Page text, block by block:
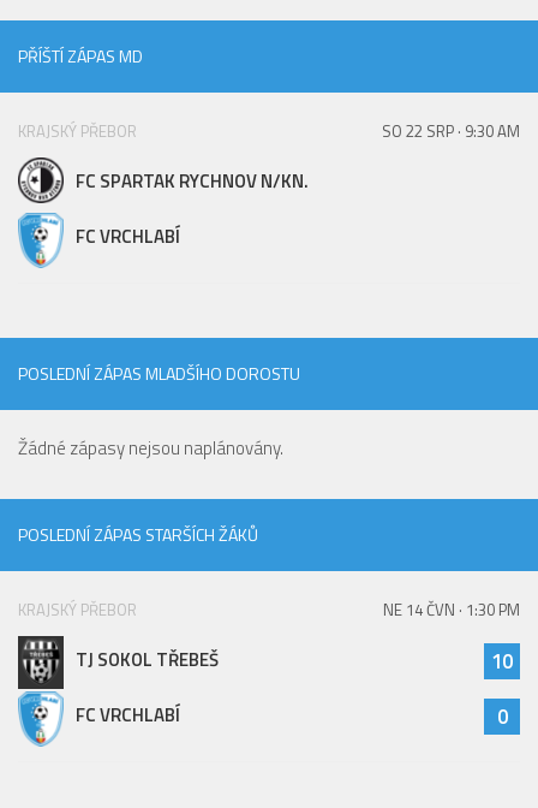
PŘÍŠTÍ ZÁPAS MD
KRAJSKÝ PŘEBOR SO 22 SRP · 9:30 AM
FC SPARTAK RYCHNOV N/KN.
FC VRCHLABÍ
POSLEDNÍ ZÁPAS MLADŠÍHO DOROSTU
Žádné zápasy nejsou naplánovány.
POSLEDNÍ ZÁPAS STARŠÍCH ŽÁKŮ
KRAJSKÝ PŘEBOR NE 14 ČVN · 1:30 PM
TJ SOKOL TŘEBEŠ 10
FC VRCHLABÍ 0